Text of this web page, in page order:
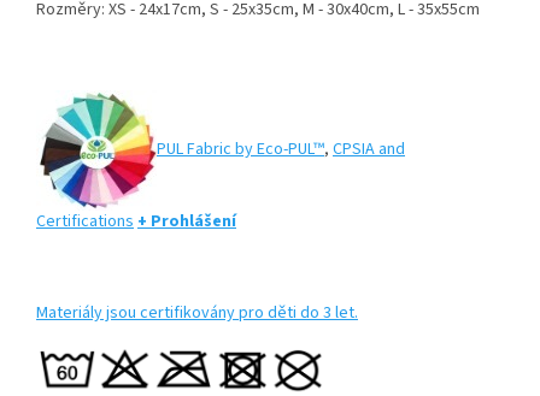
Rozměry: XS - 24x17cm, S - 25x35cm, M - 30x40cm, L - 35x55cm
PUL Fabric by Eco-PUL™, CPSIA and
Certifications+ Prohlášení
Materiály jsou certifikovány pro děti do 3 let.